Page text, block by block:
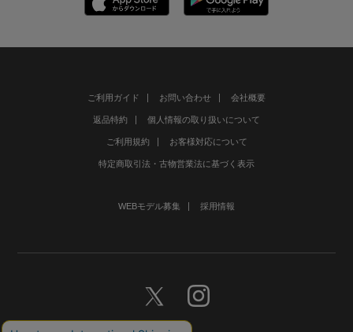
ご利用ガイド お問い合わせ 会社概要
返品特約 個人情報の取り扱いについて
ご利用規約 お客様対応について
特定商取引法・古物営業法に基づく表示
WEBモデル募集 採用情報